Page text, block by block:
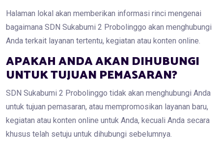
Halaman lokal akan memberikan informasi rinci mengenai
bagaimana SDN Sukabumi 2 Probolinggo akan menghubungi
Anda terkait layanan tertentu, kegiatan atau konten online.
APAKAH ANDA AKAN DIHUBUNGI
UNTUK TUJUAN PEMASARAN?
SDN Sukabumi 2 Probolinggo tidak akan menghubungi Anda
untuk tujuan pemasaran, atau mempromosikan layanan baru,
kegiatan atau konten online untuk Anda, kecuali Anda secara
khusus telah setuju untuk dihubungi sebelumnya.